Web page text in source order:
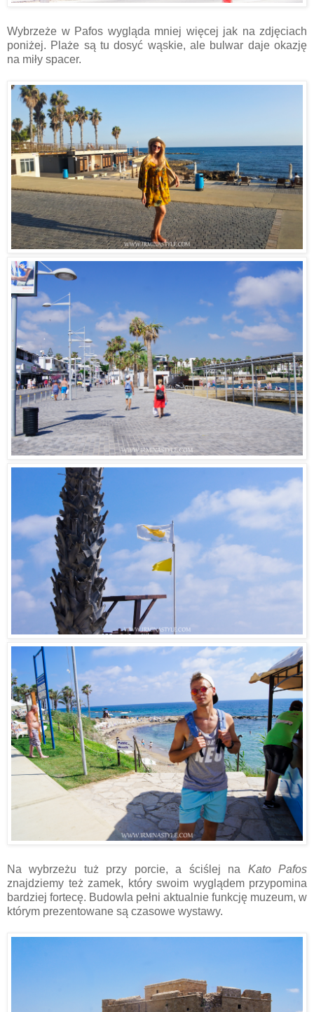
Wybrzeże w Pafos wygląda mniej więcej jak na zdjęciach
poniżej. Plaże są tu dosyć wąskie, ale bulwar daje okazję
na miły spacer.
Na wybrzeżu tuż przy porcie, a ściślej na Kato Pafos
znajdziemy też zamek, który swoim wyglądem przypomina
bardziej fortecę. Budowla pełni aktualnie funkcję muzeum, w
którym prezentowane są czasowe wystawy.